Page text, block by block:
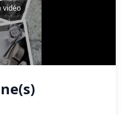
vidéo